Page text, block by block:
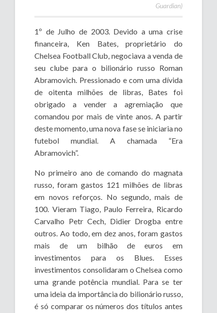
Guardian)
1º de Julho de 2003. Devido a uma crise
financeira, Ken Bates, proprietário do
Chelsea Football Club, negociava a venda de
seu clube para o bilionário russo Roman
Abramovich. Pressionado e com uma dívida
de oitenta milhões de libras, Bates foi
obrigado a vender a agremiação que
comandou por mais de vinte anos. A partir
deste momento, uma nova fase se iniciaria no
futebol mundial. A chamada “Era
Abramovich”.
No primeiro ano de comando do magnata
russo, foram gastos 121 milhões de libras
em novos reforços. No segundo, mais de
100. Vieram Tiago, Paulo Ferreira, Ricardo
Carvalho Petr Cech, Didier Drogba entre
outros. Ao todo, em dez anos, foram gastos
mais de um bilhão de euros em
investimentos para os Blues. Esses
investimentos consolidaram o Chelsea como
uma grande potência mundial. Para se ter
uma ideia da importância do bilionário russo,
é só comparar os números dos títulos antes